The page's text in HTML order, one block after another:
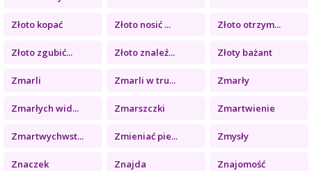
Złoto kopać Złoto nosić ... Złoto otrzym...
Złoto zgubić... Złoto znaleź... Złoty bażant
Zmarli Zmarli w tru... Zmarły
Zmarłych wid... Zmarszczki Zmartwienie
Zmartwychwst... Zmieniać pie... Zmysły
Znaczek Znajda Znajomość